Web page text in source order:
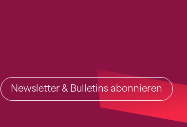
Newsletter & Bulletins abonnieren